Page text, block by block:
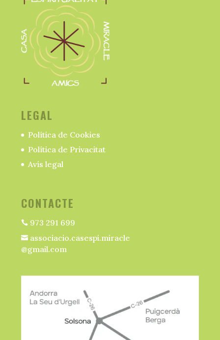
LEGAL
Política de Cookies
Política de Privacitat
Avís legal
CONTACTE
973 291 699
associacio.casespi.miracle
@gmail.com